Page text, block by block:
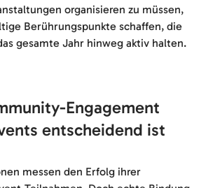
organisieren zu müssen,
Berührungspunkte schaffen, die
gesamte Jahr hinweg aktiv halten.
Engagement
entscheidend ist
messen den Erfolg ihrer